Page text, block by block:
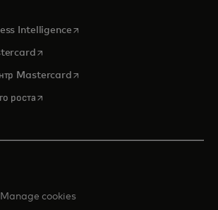
in a new tab
Intelligenceopens in a new tab
opens in a new tab
Mastercardopens in a new tab
ростаopens in a new tab
Manage cookies